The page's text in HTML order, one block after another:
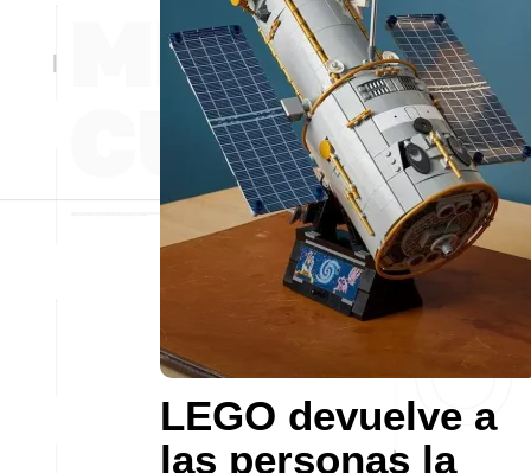
LEGO devuelve a
las personas la